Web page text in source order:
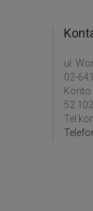
ul.
02-
Konto
52
Tel